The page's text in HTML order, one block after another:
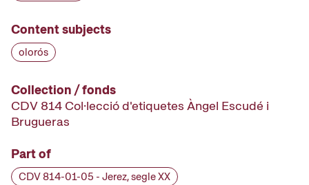
Content subjects
olorós
Collection / fonds
CDV 814 Col·lecció d'etiquetes Àngel Escudé i
Brugueras
Part of
CDV 814-01-05 - Jerez, segle XX